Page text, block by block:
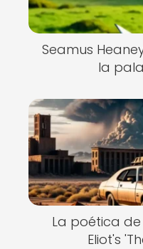
Seamus
la
La poética de
Eliot's